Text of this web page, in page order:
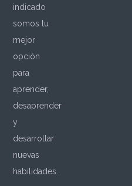
indicado
somos tu
mejor
opción
para
aprender,
desaprender
y
desarrollar
nuevas
habilidades.